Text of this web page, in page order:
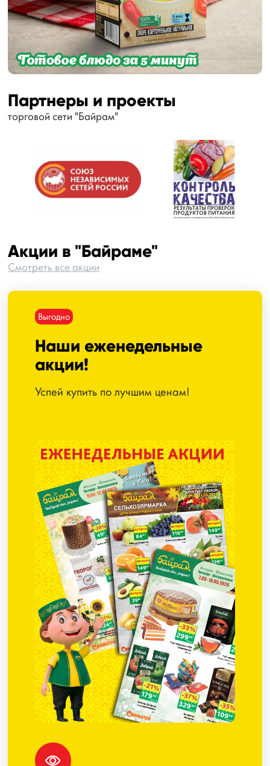
Партнеры и проекты
торговой сети "Байрам"
Акции в "Байраме"
Смотреть все акции
Выгодно
Наши еженедельные
акции!
Успей купить по лучшим ценам!